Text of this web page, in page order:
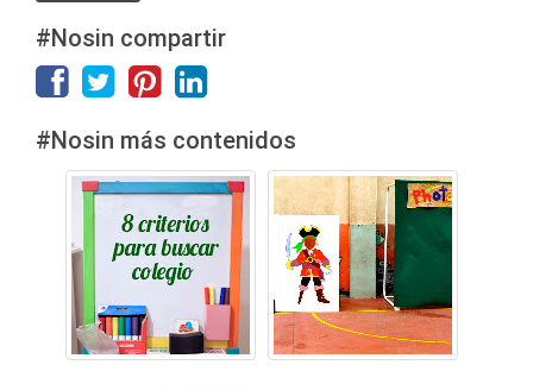
#Nosin compartir
#Nosin más contenidos